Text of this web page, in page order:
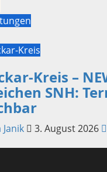
Kreis
Kreis –
SNH:
3. August 2026